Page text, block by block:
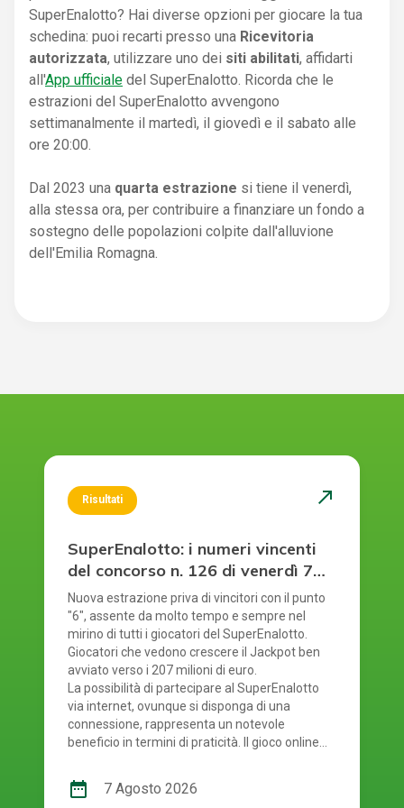
SuperEnalotto? Hai diverse opzioni per giocare la tua
schedina: puoi recarti presso una Ricevitoria
autorizzata, utilizzare uno dei siti abilitati, affidarti
all'App ufficiale del SuperEnalotto. Ricorda che le
estrazioni del SuperEnalotto avvengono
settimanalmente il martedì, il giovedì e il sabato alle
ore 20:00.
Dal 2023 una quarta estrazione si tiene il venerdì,
alla stessa ora, per contribuire a finanziare un fondo a
sostegno delle popolazioni colpite dall'alluvione
dell'Emilia Romagna.
Risultati north_east
SuperEnalotto: i numeri vincenti
del concorso n. 126 di venerdì 7
agosto 2026
Nuova estrazione priva di vincitori con il punto
"6", assente da molto tempo e sempre nel
mirino di tutti i giocatori del SuperEnalotto.
Giocatori che vedono crescere il Jackpot ben
avviato verso i 207 milioni di euro.
La possibilità di partecipare al SuperEnalotto
via internet, ovunque si disponga di una
connessione, rappresenta un notevole
beneficio in termini di praticità. Il gioco online
questo considerevole vantaggio: evita la
necessità di recarsi fisicamente in ricevitoria
date_range 7 Agosto 2026